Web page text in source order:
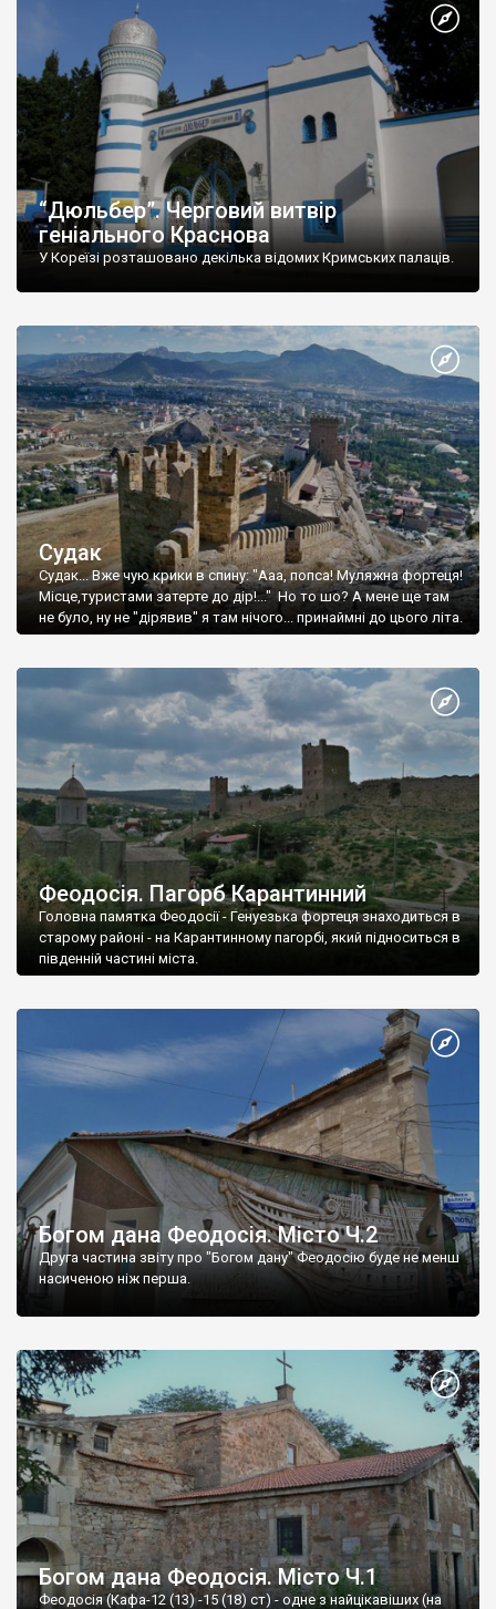
“Дюльбер”. Черговий витвір
геніального Краснова
У Кореїзі розташовано декілька відомих Кримських палаців.
Судак
Судак... Вже чую крики в спину: "Ааа, попса! Муляжна фортеця!
Місце,туристами затерте до дір!..." Но то шо? А мене ще там
не було, ну не "дірявив" я там нічого... принаймні до цього літа.
Феодосія. Пагорб Карантинний
Головна памятка Феодосії - Генуезька фортеця знаходиться в
старому районі - на Карантинному пагорбі, який підноситься в
південній частині міста.
Богом дана Феодосія. Місто Ч.2
Друга частина звіту про "Богом дану" Феодосію буде не менш
насиченою ніж перша.
Богом дана Феодосія. Місто Ч.1
Феодосія (Кафа-12 (13) -15 (18) ст) - одне з найцікавіших (на